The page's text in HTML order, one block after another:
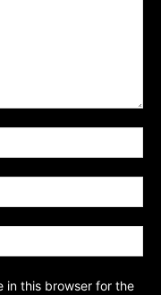
in this browser for the